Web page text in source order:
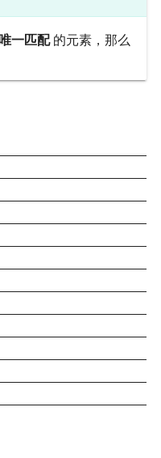
一匹配的元素，那么